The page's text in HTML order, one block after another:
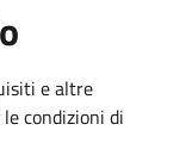
e altre
condizioni di